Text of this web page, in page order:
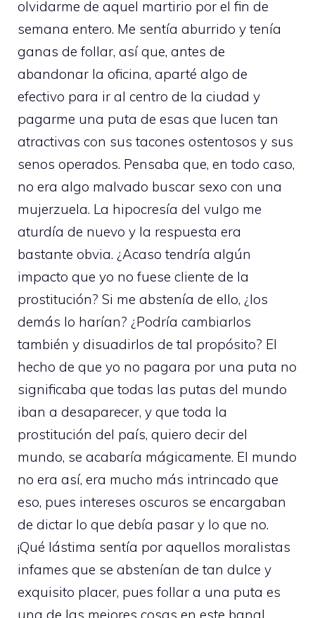
olvidarme de aquel martirio por el fin de
semana entero. Me sentía aburrido y tenía
ganas de follar, así que, antes de
abandonar la oficina, aparté algo de
efectivo para ir al centro de la ciudad y
pagarme una puta de esas que lucen tan
atractivas con sus tacones ostentosos y sus
senos operados. Pensaba que, en todo caso,
no era algo malvado buscar sexo con una
mujerzuela. La hipocresía del vulgo me
aturdía de nuevo y la respuesta era
bastante obvia. ¿Acaso tendría algún
impacto que yo no fuese cliente de la
prostitución? Si me abstenía de ello, ¿los
demás lo harían? ¿Podría cambiarlos
también y disuadirlos de tal propósito? El
hecho de que yo no pagara por una puta no
significaba que todas las putas del mundo
iban a desaparecer, y que toda la
prostitución del país, quiero decir del
mundo, se acabaría mágicamente. El mundo
no era así, era mucho más intrincado que
eso, pues intereses oscuros se encargaban
de dictar lo que debía pasar y lo que no.
¡Qué lástima sentía por aquellos moralistas
infames que se abstenían de tan dulce y
exquisito placer, pues follar a una puta es
una de las mejores cosas en este banal